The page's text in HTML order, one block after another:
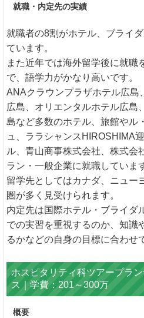
就職・内定先の実績
就職者の8割がホテル、ブライ
ています。
また近年では海外留学後に就職
で、語学力がかなり高いです。
ANAクラウンプラザホテル広島
広島、オリエンタルホテル広島
島など多数のホテル、旅館やル
ュ、ララシャンスHIROSHIMA
ル、青山商事株式会社、株式会
ラン・一般企業に就職していま
留学先としてはカナダ、ニュー
圏が多く見受けられます。
内定先は国際ホテル・ブライダ
での実習を重視するのか、知識
るかなどの自身の目標に合わせ
ホスピタリティ科ツアープラ
ス｜学費：201～300万
概要